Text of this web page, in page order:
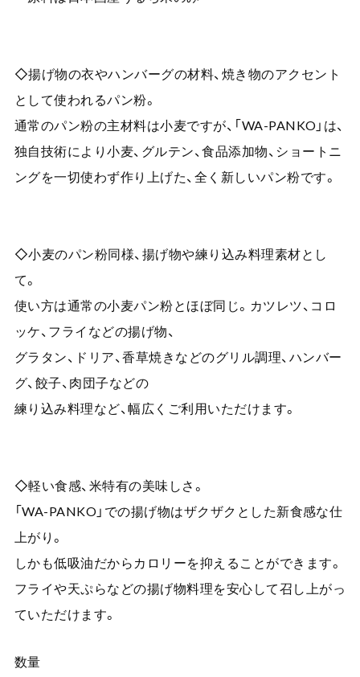
◇揚げ物の衣やハンバーグの材料、焼き物のアクセント
として使われるパン粉。
通常のパン粉の主材料は小麦ですが、「WA-PANKO」は、
独自技術により小麦、グルテン、食品添加物、ショートニ
ングを一切使わず作り上げた、全く新しいパン粉です。
◇小麦のパン粉同様、揚げ物や練り込み料理素材とし
て。
使い方は通常の小麦パン粉とほぼ同じ。カツレツ、コロ
ッケ、フライなどの揚げ物、
グラタン、ドリア、香草焼きなどのグリル調理、ハンバー
グ、餃子、肉団子などの
練り込み料理など、幅広くご利用いただけます。
◇軽い食感、米特有の美味しさ。
「WA-PANKO」での揚げ物はザクザクとした新食感な仕
上がり。
しかも低吸油だからカロリーを抑えることができます。
フライや天ぷらなどの揚げ物料理を安心して召し上がっ
ていただけます。
数量